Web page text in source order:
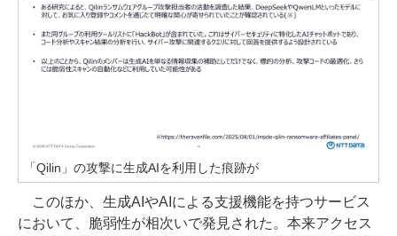
「Qilin」の攻撃に生成AIを利用した痕跡が
このほか、生成AIやAIによる支援機能を持つサービス
において、脆弱性が相次いで発見された。本来アクセス